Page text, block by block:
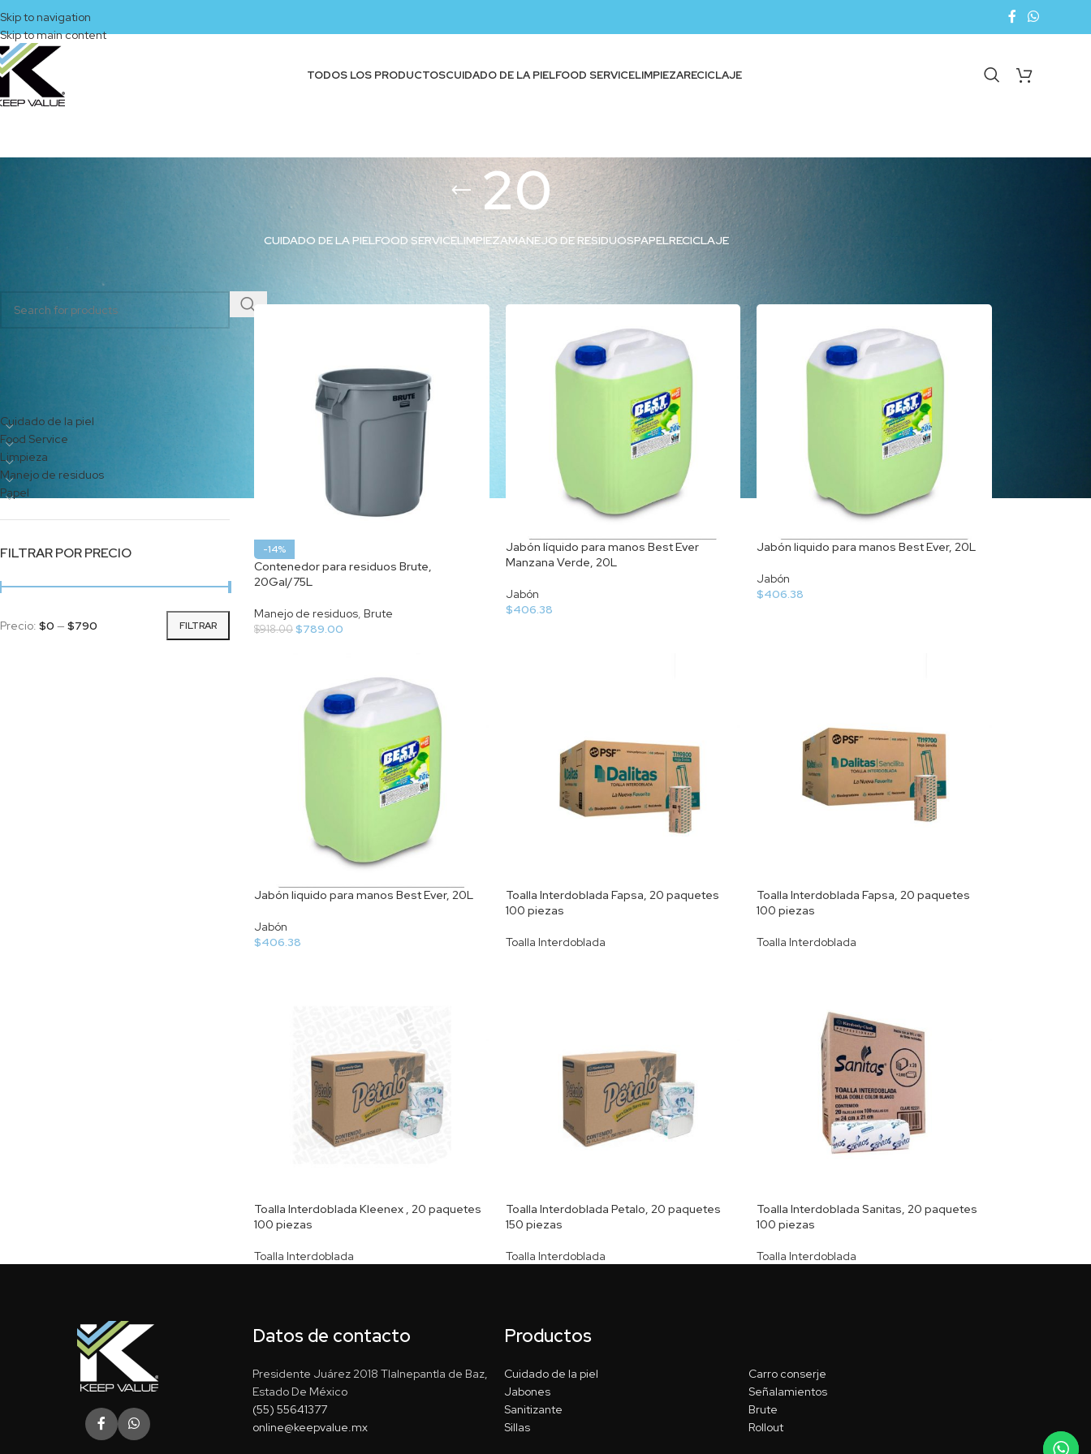
Skip to navigation
Skip to main content
TODOS LOS PRODUCTOSCUIDADO DE LA PIELFOOD SERVICELIMPIEZARECICLAJE
20
CUIDADO DE LA PIELFOOD SERVICELIMPIEZAMANEJO DE RESIDUOSPAPELRECICLAJE
Cuidado de la piel
Food Service
Limpieza
Manejo de residuos
Papel
FILTRAR POR PRECIO
FILTRAR
Precio: $0 — $790
Productos etiquetados “20” Show 18 24
-14%
Contenedor para residuos Brute,
20Gal/75L
Manejo de residuos, Brute
$918.00$789.00
Jabón líquido para manos Best Ever
Manzana Verde, 20L
Jabón
$406.38
Jabón liquido para manos Best Ever, 20L
Jabón
$406.38
Jabón liquido para manos Best Ever, 20L
Jabón
$406.38
Toalla Interdoblada Fapsa, 20 paquetes
100 piezas
Toalla Interdoblada
Toalla Interdoblada Fapsa, 20 paquetes
100 piezas
Toalla Interdoblada
Toalla Interdoblada Kleenex , 20 paquetes
100 piezas
Toalla Interdoblada
Toalla Interdoblada Petalo, 20 paquetes
150 piezas
Toalla Interdoblada
Toalla Interdoblada Sanitas, 20 paquetes
100 piezas
Toalla Interdoblada
Datos de contacto
Presidente Juárez 2018 Tlalnepantla de Baz,
Estado De México
(55) 55641377
online@keepvalue.mx
Productos
Cuidado de la piel
Jabones
Sanitizante
Sillas
Carro conserje
Señalamientos
Brute
Rollout